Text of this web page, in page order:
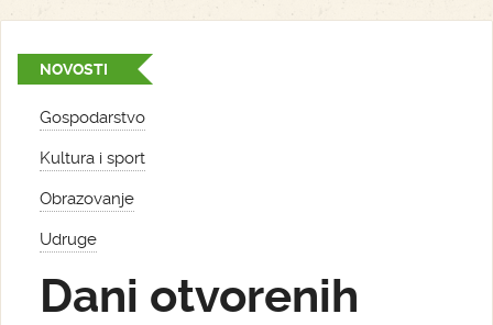
NOVOSTI
Gospodarstvo
Kultura i sport
Obrazovanje
Udruge
Dani otvorenih